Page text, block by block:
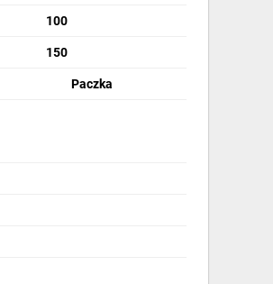
100
150
Paczka